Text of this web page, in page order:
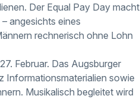
Der Equal Pay Day macht
angesichts eines
rechnerisch ohne Lohn
Februar. Das Augsburger
Informationsmaterialien sowie
Musikalisch begleitet wird